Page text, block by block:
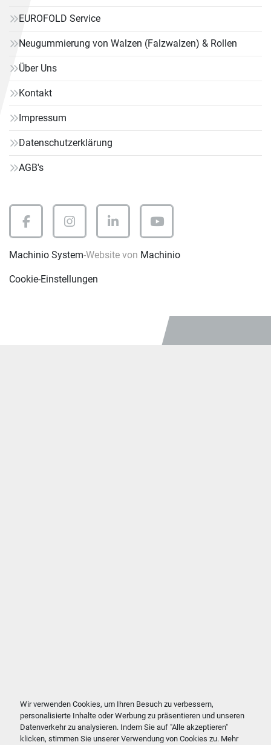
Wir verwenden Cookies, um Ihren Besuch zu verbessern,
personalisierte Inhalte oder Werbung zu präsentieren und unseren
Datenverkehr zu analysieren. Indem Sie auf "Alle akzeptieren"
klicken, stimmen Sie unserer Verwendung von Cookies zu. Mehr
EUROFOLD Service
Neugummierung von Walzen (Falzwalzen) & Rollen
Über Uns
Kontakt
Impressum
Datenschutzerklärung
AGB's
facebookinstagramlinkedinyoutube
Machinio System-Website von Machinio
Cookie-Einstellungen